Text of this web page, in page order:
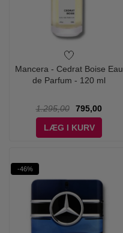
Mancera - Cedrat Boise Eau
de Parfum - 120 ml
1.295,00
795,00
LÆG I KURV
-46%